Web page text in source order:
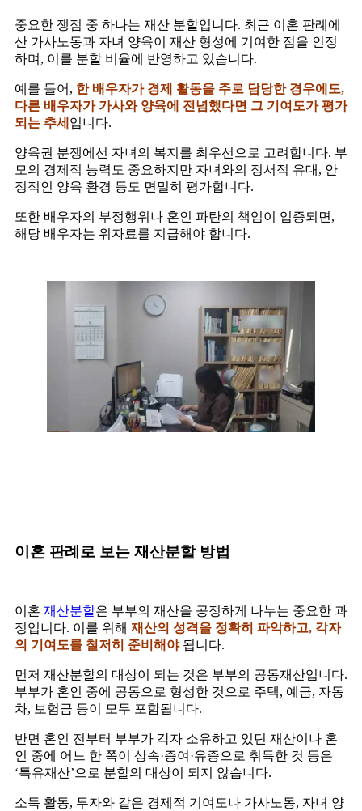
중요한 쟁점 중 하나는 재산 분할입니다. 최근 이혼 판례에
산 가사노동과 자녀 양육이 재산 형성에 기여한 점을 인정
하며, 이를 분할 비율에 반영하고 있습니다.
예를 들어, 한 배우자가 경제 활동을 주로 담당한 경우에도,
다른 배우자가 가사와 양육에 전념했다면 그 기여도가 평가
되는 추세 입니다.
양육권 분쟁에선 자녀의 복지를 최우선으로 고려합니다. 부
모의 경제적 능력도 중요하지만 자녀와의 정서적 유대, 안
정적인 양육 환경 등도 면밀히 평가합니다.
또한 배우자의 부정행위나 혼인 파탄의 책임이 입증되면,
해당 배우자는 위자료를 지급해야 합니다.
이혼 판례로 보는 재산분할 방법
이혼 재산분할은 부부의 재산을 공정하게 나누는 중요한 과
정입니다. 이를 위해 재산의 성격을 정확히 파악하고, 각자
의 기여도를 철저히 준비해야됩니다.
먼저 재산분할의 대상이 되는 것은 부부의 공동재산입니다.
부부가 혼인 중에 공동으로 형성한 것으로 주택, 예금, 자동
차, 보험금 등이 모두 포함됩니다.
반면 혼인 전부터 부부가 각자 소유하고 있던 재산이나 혼
인 중에 어느 한 쪽이 상속·증여·유증으로 취득한 것 등은
‘특유재산’으로 분할의 대상이 되지 않습니다.
소득 활동, 투자와 같은 경제적 기여도나 가사노동, 자녀 양